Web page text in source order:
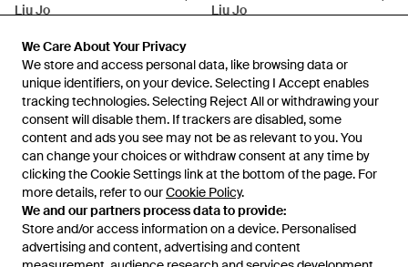
We Care About Your Privacy
We store and access personal data, like browsing data or
unique identifiers, on your device. Selecting I Accept enables
tracking technologies. Selecting Reject All or withdrawing your
consent will disable them. If trackers are disabled, some
content and ads you see may not be as relevant to you. You
can change your choices or withdraw consent at any time by
clicking the Cookie Settings link at the bottom of the page. For
more details, refer to ourCookie Policy.
We and our partners process data to provide:
Store and/or access information on a device. Personalised
advertising and content, advertising and content
We Care About Your Privacy
We store and access personal data, like browsing data or
unique identifiers, on your device. Selecting I Accept enables
tracking technologies. Selecting Reject All or withdrawing your
consent will disable them. If trackers are disabled, some
content and ads you see may not be as relevant to you. You
can change your choices or withdraw consent at any time by
clicking the Cookie Settings link at the bottom of the page. For
more details, refer to ourCookie Policy.
We and our partners process data to provide:
Store and/or access information on a device. Personalised
advertising and content, advertising and content
Liu Jo
EnYOOX
Liu Jo